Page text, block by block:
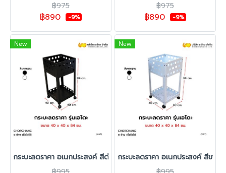
฿975
฿890 -9%
฿975
฿890 -9%
New
กระบะลดราคา อเนกประสงค์ สีดำ รุ่นเอโดะ (มีล้อหมุน 360°)
New
กระบะลดราคา อเนกประสงค์ สีขาว